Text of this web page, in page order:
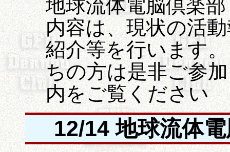
地球流体電脳倶楽
内容は、現状の活
紹介等を行います
ちの方は是非ご参
内をご覧ください
12/14 地球流体